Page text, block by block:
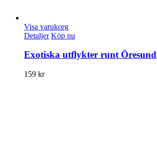
Visa varukorg
Detaljer Köp nu
Exotiska utflykter runt Öresund
159 kr